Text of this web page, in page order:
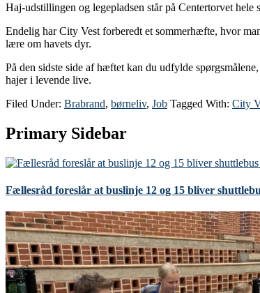
Haj-udstillingen og legepladsen står på Centertorvet hele
Endelig har City Vest forberedt et sommerhæfte, hvor
lære om havets dyr.
På den sidste side af hæftet kan du udfylde
hajer i levende live.
Filed Under: Brabrand, børneliv, Job Tagged With: City
Primary Sidebar
Fællesråd foreslår at buslinje 12 og 15 bliver